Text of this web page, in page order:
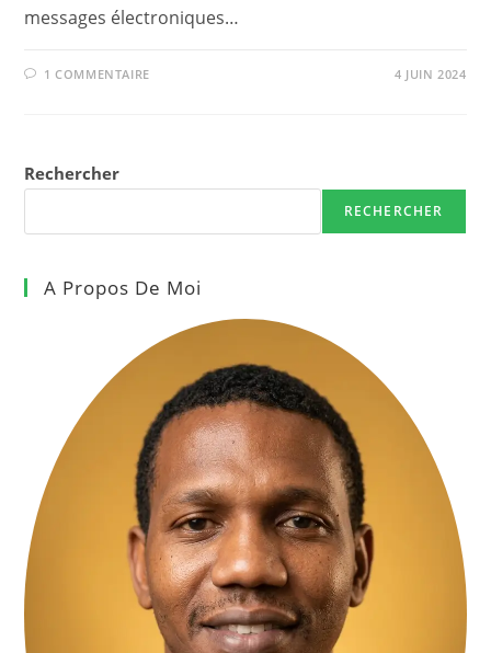
messages électroniques…
1 COMMENTAIRE 4 JUIN 2024
Rechercher
RECHERCHER
A Propos De Moi